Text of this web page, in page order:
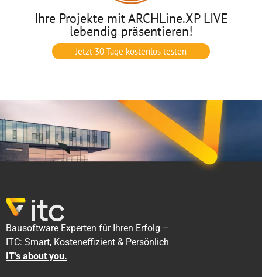
Ihre Projekte mit ARCHLine.XP LIVE
lebendig präsentieren!
Jetzt 30 Tage kostenlos testen
Bausoftware Experten für Ihren Erfolg –
ITC: Smart, Kosteneffizient & Persönlich
IT’s about you.